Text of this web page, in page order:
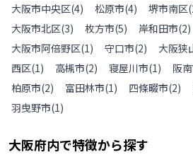
大阪市中央区(4) 松原市(4) 堺市南区(
大阪市北区(3) 枚方市(5) 岸和田市(2)
大阪市阿倍野区(1) 守口市(2) 大阪狭
西区(1) 高槻市(2) 寝屋川市(1) 阪
柏原市(2) 富田林市(1) 四條畷市(2)
羽曳野市(1)
大阪府内で特徴から探す